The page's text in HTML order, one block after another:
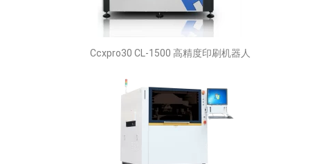
Ccxpro30 CL-1500 高精度印刷机器人